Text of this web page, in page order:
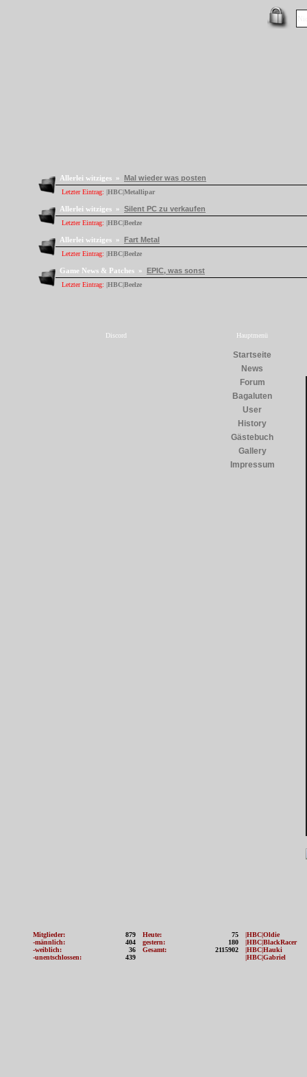
Allerlei witziges » Mal wieder was posten
Letzter Eintrag: |HBC|Metallipar
Allerlei witziges » Silent PC zu verkaufen
Letzter Eintrag: |HBC|Beelze
Allerlei witziges » Fart Metal
Letzter Eintrag: |HBC|Beelze
Game News & Patches » EPIC, was sonst
Letzter Eintrag: |HBC|Beelze
Discord Hauptmenü
Startseite
News
Forum
Bagaluten
User
History
Gästebuch
Gallery
Impressum
Mitglieder:
879
-männlich:
404
-weiblich:
36
-unentschlossen:
439
Heute:
75
gestern:
180
Gesamt:
2115902
|HBC|Oldie
|HBC|BlackRacer
|HBC|Hauki
|HBC|Gabriel